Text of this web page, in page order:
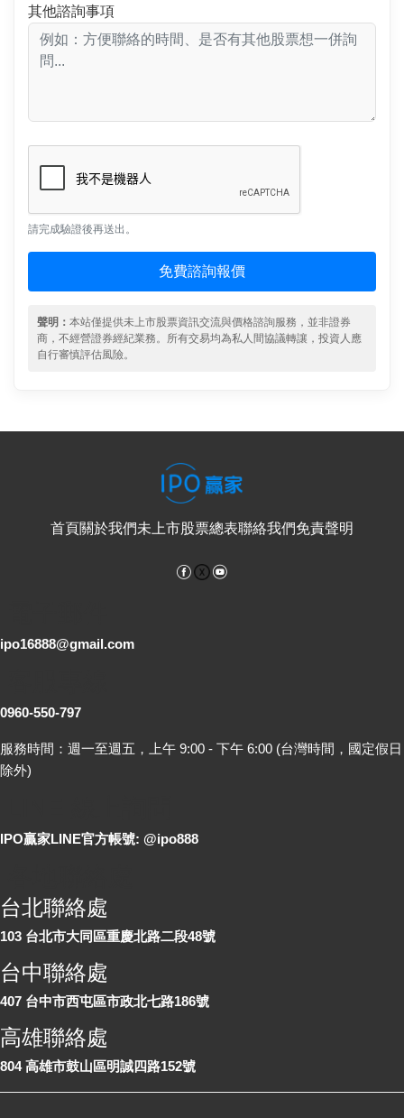
其他諮詢事項
請完成驗證後再送出。
免費諮詢報價
聲明： 本站僅提供未上市股票資訊交流與價格諮詢服務，並非證券
商，不經營證券經紀業務。所有交易均為私人間協議轉讓，投資人應
自行審慎評估風險。
首頁關於我們未上市股票總表聯絡我們免責聲明
Facebook
ipo16888@gmail.com
0960-550-797
服務時間：週一至週五，上午 9:00 - 下午 6:00 (台灣時間，國定假日
除外)
IPO贏家LINE官方帳號: @ipo888
台北聯絡處
103 台北市大同區重慶北路二段48號
台中聯絡處
407 台中市西屯區市政北七路186號
高雄聯絡處
804 高雄市鼓山區明誠四路152號